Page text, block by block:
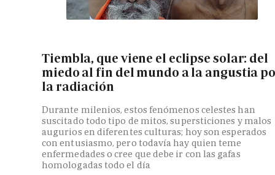
Tiembla, que viene el eclipse solar: del
miedo al fin del mundo a la angustia
la radiación
Durante milenios, estos fenómenos celestes han
suscitado todo tipo de mitos, supersticiones y malos
augurios en diferentes culturas; hoy son esperados
con entusiasmo, pero todavía hay quien teme
enfermedades o cree que debe ir con las gafas
homologadas todo el día